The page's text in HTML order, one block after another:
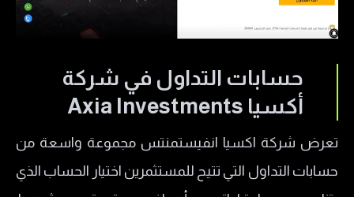
حسابات التداول في شركة
أكسيا Axia Investments
تعرض شركة اكسيا انفيستمنتس مجموعة واسعة من
حسابات التداول التي تتيح للمستثمرين اختيار الحساب الذي